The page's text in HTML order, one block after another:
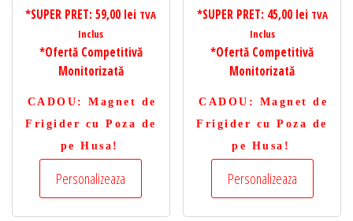
*SUPER PRET:59,00 lei TVA
Inclus
*Ofertă Competitivă
Monitorizată
CADOU : Magnet de
Frigider cu Poza de
pe Husa!
Personalizeaza
*SUPER PRET: 45,00 lei TVA
Inclus
*Ofertă Competitivă
Monitorizată
CADOU : Magnet de
Frigider cu Poza de
pe Husa!
Personalizeaza